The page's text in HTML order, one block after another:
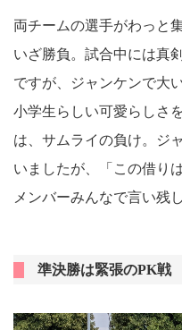
両チームの選手がわっと
いざ勝負。試合中には真
ですが、ジャンケンで大
小学生らしい可愛らしさ
は、サムライの負け。ジ
いましたが、「この借り
メンバーみんなで言い残
準決勝は緊張のPK戦